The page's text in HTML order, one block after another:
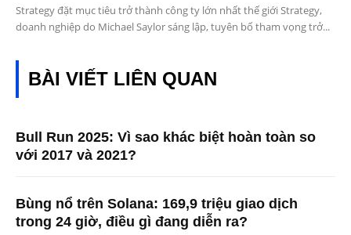
Strategy đặt mục tiêu trở thành công ty lớn nhất thế giới Strategy,
doanh nghiệp do Michael Saylor sáng lập, tuyên bố tham vọng trở...
BÀI VIẾT LIÊN QUAN
Bull Run 2025: Vì sao khác biệt hoàn toàn so
với 2017 và 2021?
Bùng nổ trên Solana: 169,9 triệu giao dịch
trong 24 giờ, điều gì đang diễn ra?